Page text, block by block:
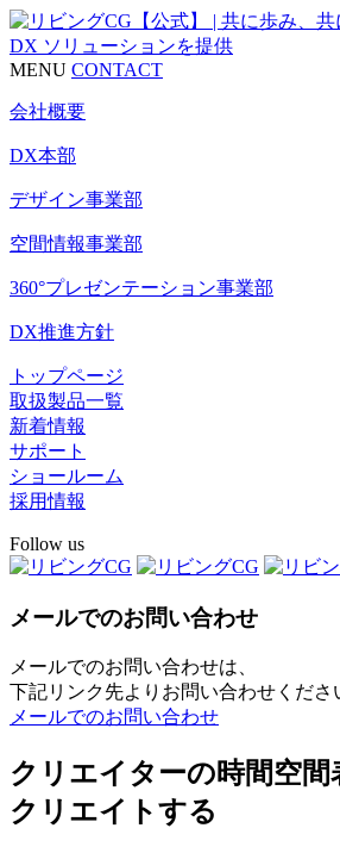
MENU CONTACT
会社概要
DX本部
デザイン事業部
空間情報事業部
360°プレゼンテーション事業部
DX推進方針
トップページ
取扱製品一覧
新着情報
サポート
ショールーム
採用情報
Follow us
メールでのお問い合わせ
メールでのお問い合わせは、
下記リンク先よりお問い合わせくださ
メールでのお問い合わせ
クリエイターの時間空間
クリエイトする